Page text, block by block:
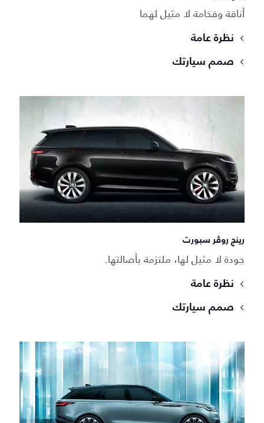
أناقة وفخامة لا مثيل لهما
نظرة عامة
صمم سيارتك
رينج روڤر سبورت​
جودة لا مثيل لها، ملتزمة بأصالتها.​
نظرة عامة
صمم سيارتك